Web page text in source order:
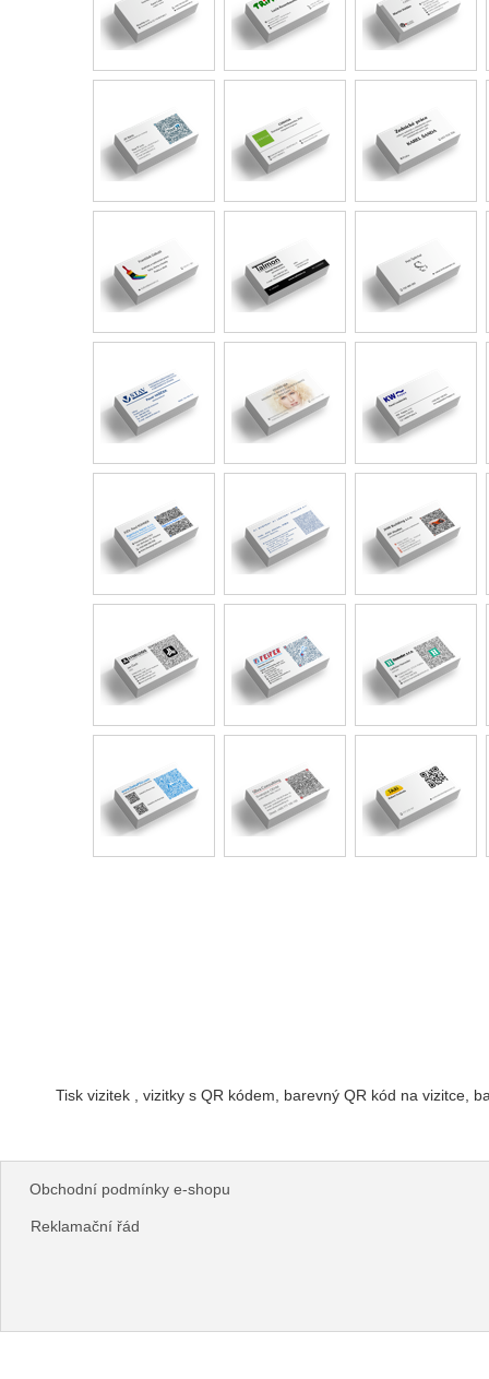
Tisk vizitek , vizitky s QR kódem, barevný QR kód na vizitce,
Obchodní podmínky e-shopu
Reklamační řád